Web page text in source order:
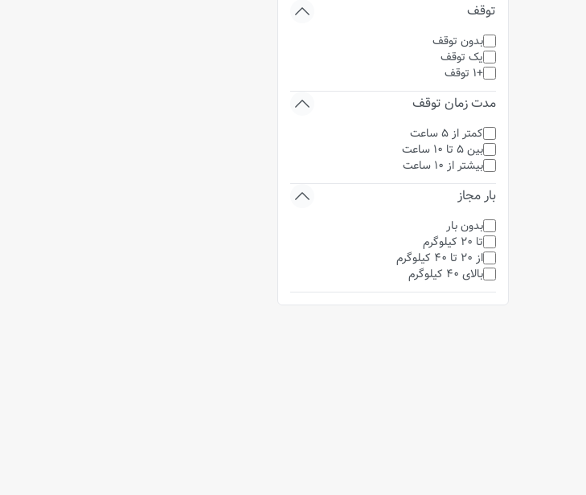
توقف
بدون توقف
یک توقف
+1 توقف
مدت زمان توقف
کمتر از 5 ساعت
بین 5 تا 10 ساعت
بیشتر از 10 ساعت
بار مجاز
بدون بار
تا 20 کیلوگرم
از 20 تا 40 کیلوگرم
بالای 40 کیلوگرم